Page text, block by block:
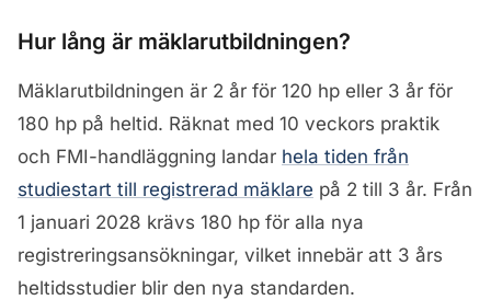
Hur lång är mäklarutbildningen?
Mäklarutbildningen är 2 år för 120 hp eller 3 år för
180 hp på heltid. Räknat med 10 veckors praktik
och FMI-handläggning landar hela tiden från
studiestart till registrerad mäklare på 2 till 3 år. Från
1 januari 2028 krävs 180 hp för alla nya
registreringsansökningar, vilket innebär att 3 års
heltidsstudier blir den nya standarden.